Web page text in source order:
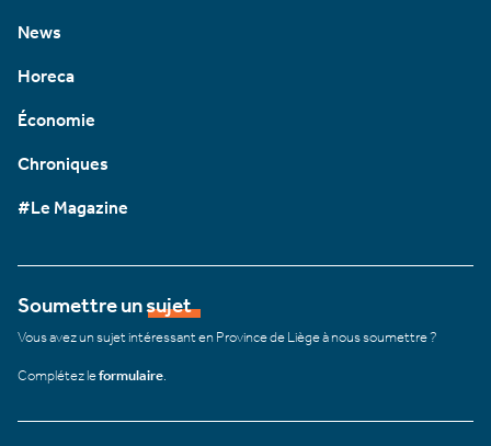
News
Horeca
Économie
Chroniques
#Le Magazine
Soumettre un sujet
Vous avez un sujet intéressant en Province de Liège à nous soumettre ?
Complétez leformulaire